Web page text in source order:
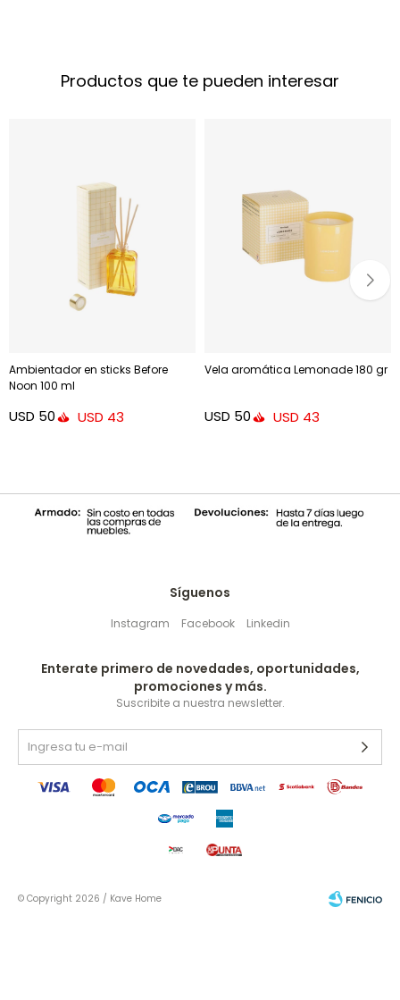
Productos que te pueden interesar
Ambientador en sticks Before
Noon 100 ml
USD 50 USD 43
Vela aromática Lemonade 180 gr
USD 50 USD 43
Síguenos
Instagram Facebook Linkedin
Enterate primero de novedades, oportunidades,
promociones y más.
Suscribite a nuestra newsletter.
© Copyright 2026 / Kave Home